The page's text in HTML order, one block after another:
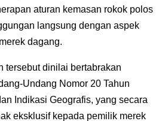
aturan kemasan rokok polos
langsung dengan aspek
dagang.
tersebut dinilai bertabrakan
Undang Nomor 20 Tahun
Indikasi Geografis, yang secara
eksklusif kepada pemilik merek